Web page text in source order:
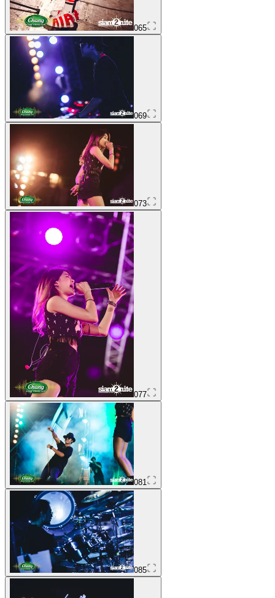
065
069
073
077
081
085